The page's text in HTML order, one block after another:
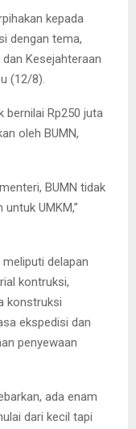
kepada
dengan tema,
Kesejahteraan
(12/8).
bernilai Rp250 juta
oleh BUMN,
BUMN tidak
UMKM,”
delapan
kontruksi,
konstruksi
ekspedisi dan
penyewaan
ada enam
dari kecil tapi